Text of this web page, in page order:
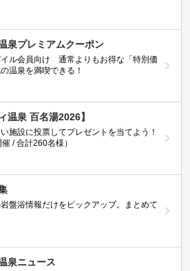
泉プレミアムクーポン
イル会員向け 通常よりもお得な「特別価
温泉を満喫できる！
温泉 百名湯2026】
施設に投票してプレゼントを当てよう！
催 / 合計260名様）
盤浴情報だけをピックアップ。まとめて
泉ニュース